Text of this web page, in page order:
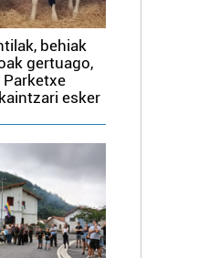
behiak
gertuago,
esker